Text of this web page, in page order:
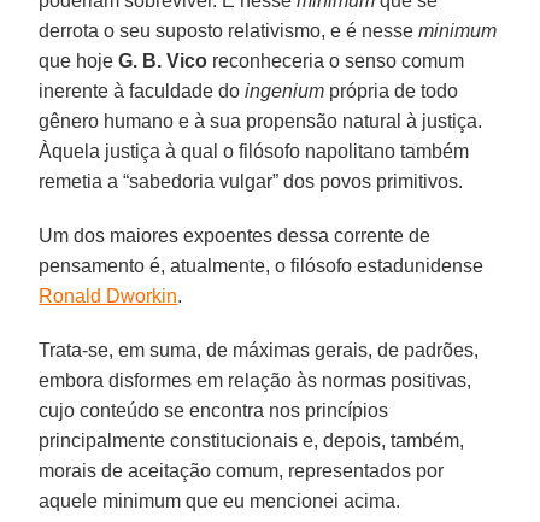
derrota o seu suposto relativismo, e é nesseminimum
que hojeG. B. Vico reconheceria o senso comum
inerente à faculdade doingenium própria de todo
gênero humano e à sua propensão natural à justiça.
Àquela justiça à qual o filósofo napolitano também
remetia a “sabedoria vulgar” dos povos primitivos.
Um dos maiores expoentes dessa corrente de
pensamento é, atualmente, o filósofo estadunidense
Ronald Dworkin.
Trata-se, em suma, de máximas gerais, de padrões,
embora disformes em relação às normas positivas,
cujo conteúdo se encontra nos princípios
principalmente constitucionais e, depois, também,
morais de aceitação comum, representados por
aquele minimum que eu mencionei acima.